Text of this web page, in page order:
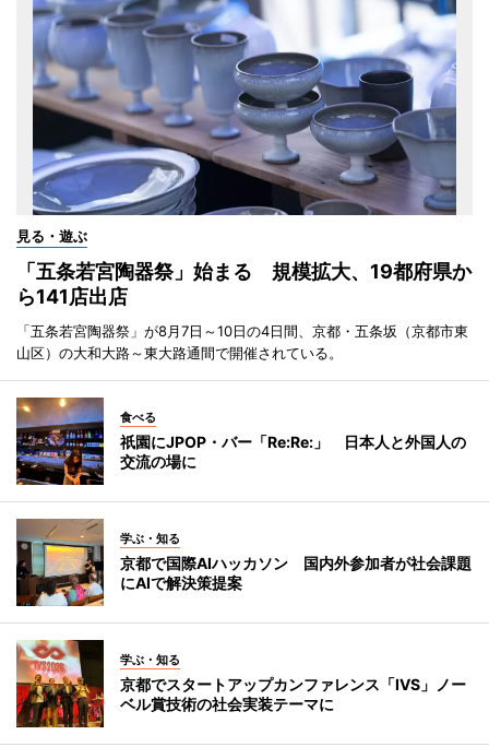
見る・遊ぶ
「五条若宮陶器祭」始まる 規模拡大、19都府県か
ら141店出店
「五条若宮陶器祭」が8月7日～10日の4日間、京都・五条坂（京都市東
山区）の大和大路～東大路通間で開催されている。
食べる
祇園にJPOP・バー「Re:Re:」 日本人と外国人の
交流の場に
学ぶ・知る
京都で国際AIハッカソン 国内外参加者が社会課題
にAIで解決策提案
学ぶ・知る
京都でスタートアップカンファレンス「IVS」ノー
ベル賞技術の社会実装テーマに